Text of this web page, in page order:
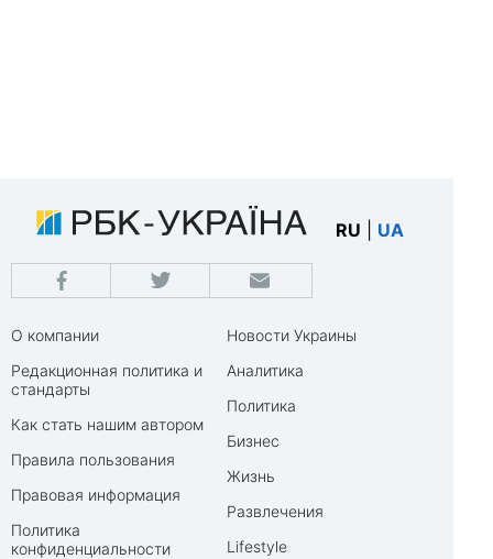
RU UA
О компании
Редакционная политика и
стандарты
Как стать нашим автором
Правила пользования
Правовая информация
Политика
конфиденциальности
Новости Украины
Аналитика
Политика
Бизнес
Жизнь
Развлечения
Lifestyle